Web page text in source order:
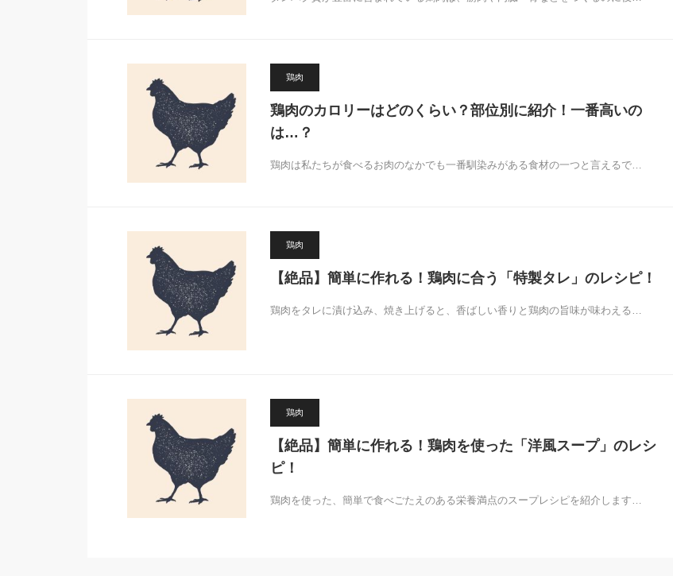
鶏肉
鶏肉のカロリーはどのくらい？部位別に紹介！一番高いの
は…？
鶏肉は私たちが食べるお肉のなかでも一番馴染みがある食材の一つと言えるで…
鶏肉
【絶品】簡単に作れる！鶏肉に合う「特製タレ」のレシピ！
鶏肉をタレに漬け込み、焼き上げると、香ばしい香りと鶏肉の旨味が味わえる…
鶏肉
【絶品】簡単に作れる！鶏肉を使った「洋風スープ」のレシ
ピ！
鶏肉を使った、簡単で食べごたえのある栄養満点のスープレシピを紹介します…